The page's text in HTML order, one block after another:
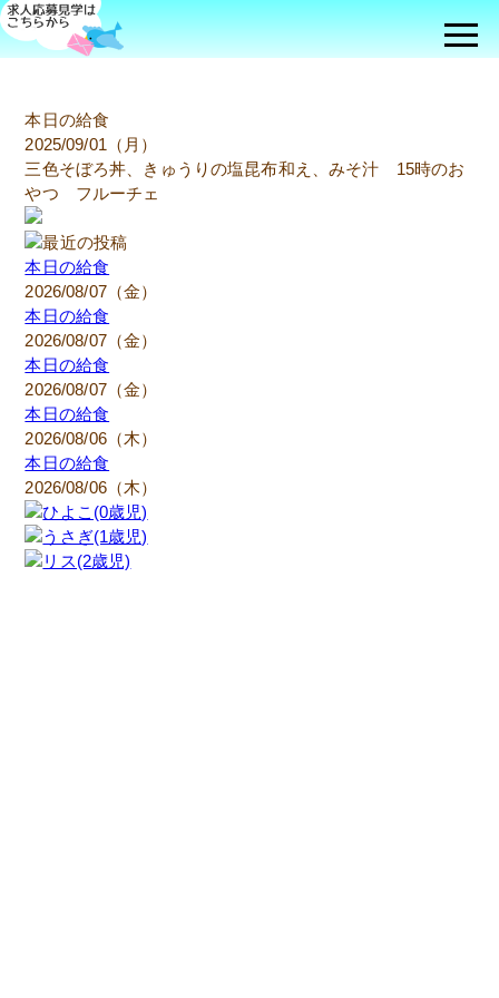
本日の給食
2025/09/01（月）
三色そぼろ丼、きゅうりの塩昆布和え、みそ汁 15時のお
やつ フルーチェ
本日の給食
2026/08/07（金）
本日の給食
2026/08/07（金）
本日の給食
2026/08/07（金）
本日の給食
2026/08/06（木）
本日の給食
2026/08/06（木）